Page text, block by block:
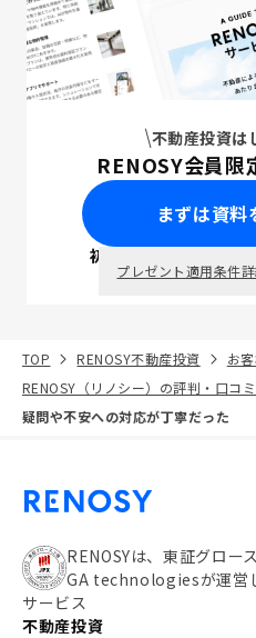
不動産投資は
RENOSY会員限
まずは資料
初回面談で
プレゼント適用条件
TOP RENOSY不動産投資
お
RENOSY（リノシー）の評判・口コミ
疑問や不安への対応が丁寧だった
RENOSYは、東証グロー
GA technologiesが運営
サービス
不動産投資